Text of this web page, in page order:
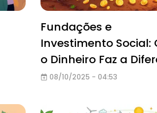
Fundações e
Investimento Social:
o Dinheiro Faz a
08/10/2025 - 04:53